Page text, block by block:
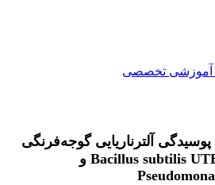
آموزشی تخصصی
پوسیدگی آلترناریایی گوجه‌فرنگی
توسط استرین‌های Bacillus subtilis UTB96 و